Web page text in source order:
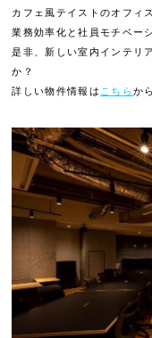
カフェ風テイストのオフィ
業務効率化と社員モチベー
是非、新しい室内インテリ
か？
詳しい物件情報は こちらか